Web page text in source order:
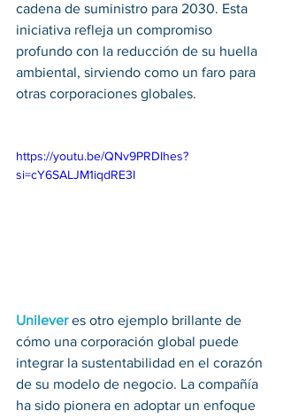
cadena de suministro para 2030. Esta
iniciativa refleja un compromiso
profundo con la reducción de su huella
ambiental, sirviendo como un faro para
otras corporaciones globales.
https://youtu.be/QNv9PRDIhes?
si=cY6SALJM1iqdRE3I
Unilever es otro ejemplo brillante de
cómo una corporación global puede
integrar la sustentabilidad en el corazón
de su modelo de negocio. La compañía
ha sido pionera en adoptar un enfoque